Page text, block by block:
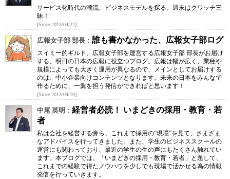
サービス化時代の潮流、ビジネスモデルを探る。週末はクワッチ三
昧！
[Since 2013/04/22]
広報女子部 部長： 誰も書かなかった、広報女子部ログ
スイミー的ギルド、広報女子部を運営する広報女子部 部長がお届け
する、明日の日本の広報に役立つブログ。広報は幅が広く、業種や
規模によっても大きく運用が異なるので、メインとしてお届けする
のは、中小企業向けコンテンツとなります。未来の日本をみんなで
作るために、一翼を担う発信ができればと思います！
[Since 2013/04/10]
中尾 英明： 経営者必読！ いまどきの採用・教育・若
者
私は会社を経営する傍ら、これまで採用の“現場”を見て、さまざま
なアドバイスを行ってきました。また、学生のビジネススクールの
運営にも関わっており、最近の学生の生の声にもたくさん触れてい
ます。本ブログでは、「いまどきの採用・教育・若者」と題して、
これまでの経験で得たノウハウを少しでも現場で活かせる為の情報
発信を行っていきます。